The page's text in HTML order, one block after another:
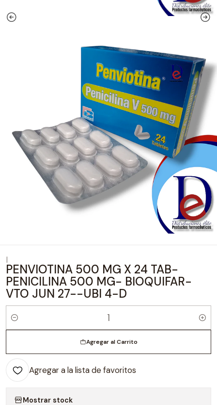
PENVIOTINA 500 MG X 24 TAB-
PENICILINA 500 MG- BIOQUIFAR-
VTO JUN 27--UBI 4-D
Cantidad
Agregar al Carrito
Agregar a la lista de favoritos
Mostrar stock